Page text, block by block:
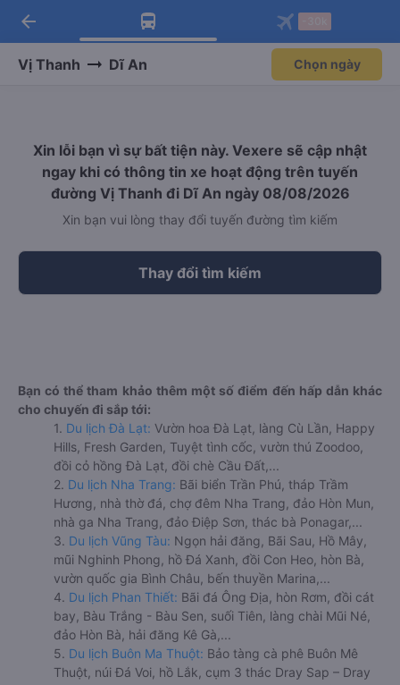
Tải app Vexere ngay!
Nhận ưu đãi thành viên độc
Mở app
Tải app Vexere
-30k/ghế khi đặt vé máy bay qua
Mở app
arrow_back
Vị Thanh Dĩ An Chọn ngày
Xin lỗi bạn vì sự bất tiện này. Vexere sẽ cập nhật
ngay khi có thông tin xe hoạt động trên tuyến
đường Vị Thanh đi Dĩ An ngày 08/08/2026
Xin bạn vui lòng thay đổi tuyến đường tìm kiếm
Thay đổi tìm kiếm
Bạn có thể tham khảo thêm một số điểm đến hấp dẫn khác
cho chuyến đi sắp tới:
1. Du lịch Đà Lạt: Vườn hoa Đà Lạt, làng Cù Lần, Happy
Hills, Fresh Garden, Tuyệt tình cốc, vườn thú Zoodoo,
đồi cỏ hồng Đà Lạt, đồi chè Cầu Đất,...
2. Du lịch Nha Trang: Bãi biển Trần Phú, tháp Trầm
Hương, nhà thờ đá, chợ đêm Nha Trang, đảo Hòn Mun,
nhà ga Nha Trang, đảo Điệp Sơn, thác bà Ponagar,...
3. Du lịch Vũng Tàu: Ngọn hải đăng, Bãi Sau, Hồ Mây,
mũi Nghinh Phong, hồ Đá Xanh, đồi Con Heo, hòn Bà,
vườn quốc gia Bình Châu, bến thuyền Marina,...
4. Du lịch Phan Thiết: Bãi đá Ông Địa, hòn Rơm, đồi cát
bay, Bàu Trắng - Bàu Sen, suối Tiên, làng chài Mũi Né,
đảo Hòn Bà, hải đăng Kê Gà,...
5. Du lịch Buôn Ma Thuột: Bảo tàng cà phê Buôn Mê
Thuột, núi Đá Voi, hồ Lắk, cụm 3 thác Dray Sap – Dray